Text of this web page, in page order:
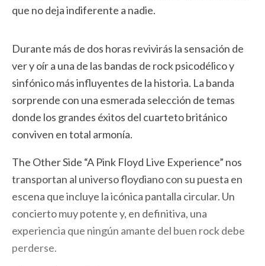
que no deja indiferente a nadie.
Durante más de dos horas revivirás la sensación de
ver y oír a una de las bandas de rock psicodélico y
sinfónico más influyentes de la historia. La banda
sorprende con una esmerada selección de temas
donde los grandes éxitos del cuarteto británico
conviven en total armonía.
The Other Side “A Pink Floyd Live Experience” nos
transportan al universo floydiano con su puesta en
escena que incluye la icónica pantalla circular. Un
concierto muy potente y, en definitiva, una
experiencia que ningún amante del buen rock debe
perderse.